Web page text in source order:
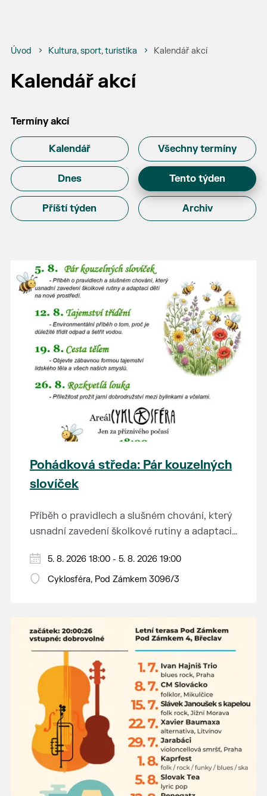
Úvod Kultura, sport, turistika Kalendář akcí
Kalendář akcí
Termíny akcí
Kalendář Všechny termíny
Dnes Tento týden
Příští týden Archiv
Pohádková středa: Pár kouzelných
slovíček
Příběh o pravidlech a slušném chování, který
usnadní zavedení školkové rutiny a adaptaci
Hraje se jen za příznivého počasí.
Vstupné dobrovolné.
5. 8. 2026 18:00 - 5. 8. 2026 19:00
Cyklosféra, Pod Zámkem 3096/3